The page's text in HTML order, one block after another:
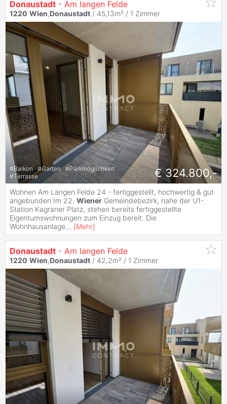
Donaustadt - Am langen Felde
1220 Wien,Donaustadt / 45,13m² / 1 Zimmer
#Balkon #Garten #Parkmöglichkeit
#Terrasse € 324.800,-
Wohnen Am Langen Felde 24 - fertiggestellt, hochwertig & gut
angebunden Im 22. Wiener Gemeindebezirk, nahe der U1-
Station Kagraner Platz, stehen bereits fertiggestellte
Eigentumswohnungen zum Einzug bereit. Die
Wohnhausanlage... [Mehr]
Donaustadt - Am langen Felde
1220 Wien,Donaustadt / 42,2m² / 1 Zimmer